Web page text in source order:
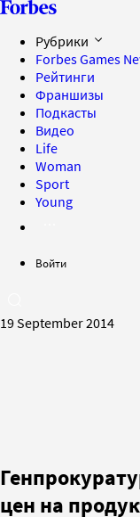
Рубрики
Forbes Games
Рейтинги
Франшизы
Подкасты
Видео
Life
Woman
Sport
Young
Войти
19 September 2014
цен на